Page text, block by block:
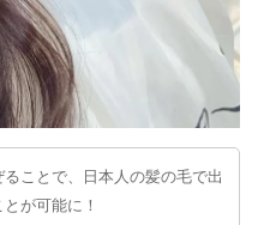
ことで、日本人の髪の毛で出
が可能に！